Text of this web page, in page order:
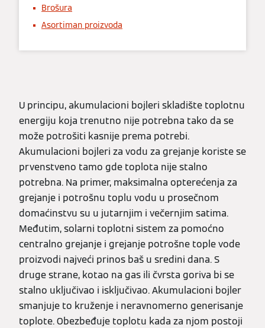
Brošura
Asortiman proizvoda
U principu, akumulacioni bojleri skladište toplotnu
energiju koja trenutno nije potrebna tako da se
može potrošiti kasnije prema potrebi.
Akumulacioni bojleri za vodu za grejanje koriste se
prvenstveno tamo gde toplota nije stalno
potrebna. Na primer, maksimalna opterećenja za
grejanje i potrošnu toplu vodu u prosečnom
domaćinstvu su u jutarnjim i večernjim satima.
Međutim, solarni toplotni sistem za pomoćno
centralno grejanje i grejanje potrošne tople vode
proizvodi najveći prinos baš u sredini dana. S
druge strane, kotao na gas ili čvrsta goriva bi se
stalno uključivao i isključivao. Akumulacioni bojler
smanjuje to kruženje i neravnomerno generisanje
toplote. Obezbeđuje toplotu kada za njom postoji